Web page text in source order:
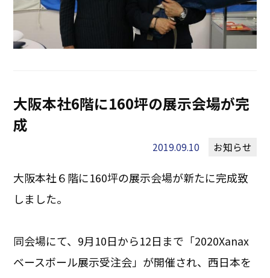
大阪本社6階に160坪の展示会場が完
成
2019.09.10 お知らせ
大阪本社６階に160坪の展示会場が新たに完成致
しました。
同会場にて、9月10日から12日まで「2020Xanax
ベースボール展示受注会」が開催され、西日本を